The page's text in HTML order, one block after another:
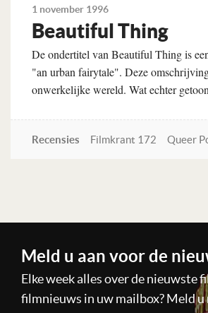
1 november 1996
Beautiful Thing
De ondertitel van Beautiful Thing is
"an urban fairytale". Deze
onwerkelijke wereld. Wat echter
Recensies Filmkrant 172 Queer
Meld u aan voor de
Elke week alles over de nieuwste
filmnieuws in uw mailbox? Meld u